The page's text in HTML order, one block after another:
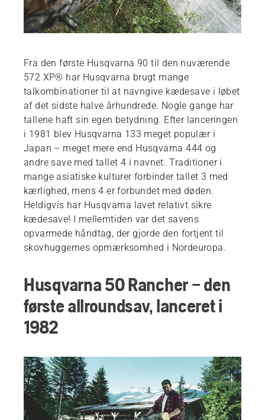
Fra den første Husqvarna 90 til den nuværende
572 XP® har Husqvarna brugt mange
talkombinationer til at navngive kædesave i løbet
af det sidste halve århundrede. Nogle gange har
tallene haft sin egen betydning. Efter lanceringen
i 1981 blev Husqvarna 133 meget populær i
Japan – meget mere end Husqvarna 444 og
andre save med tallet 4 i navnet. Traditioner i
mange asiatiske kulturer forbinder tallet 3 med
kærlighed, mens 4 er forbundet med døden.
Heldigvis har Husqvarna lavet relativt sikre
kædesave! I mellemtiden var det savens
opvarmede håndtag, der gjorde den fortjent til
skovhuggernes opmærksomhed i Nordeuropa.
Husqvarna 50 Rancher – den
første allroundsav, lanceret i
1982